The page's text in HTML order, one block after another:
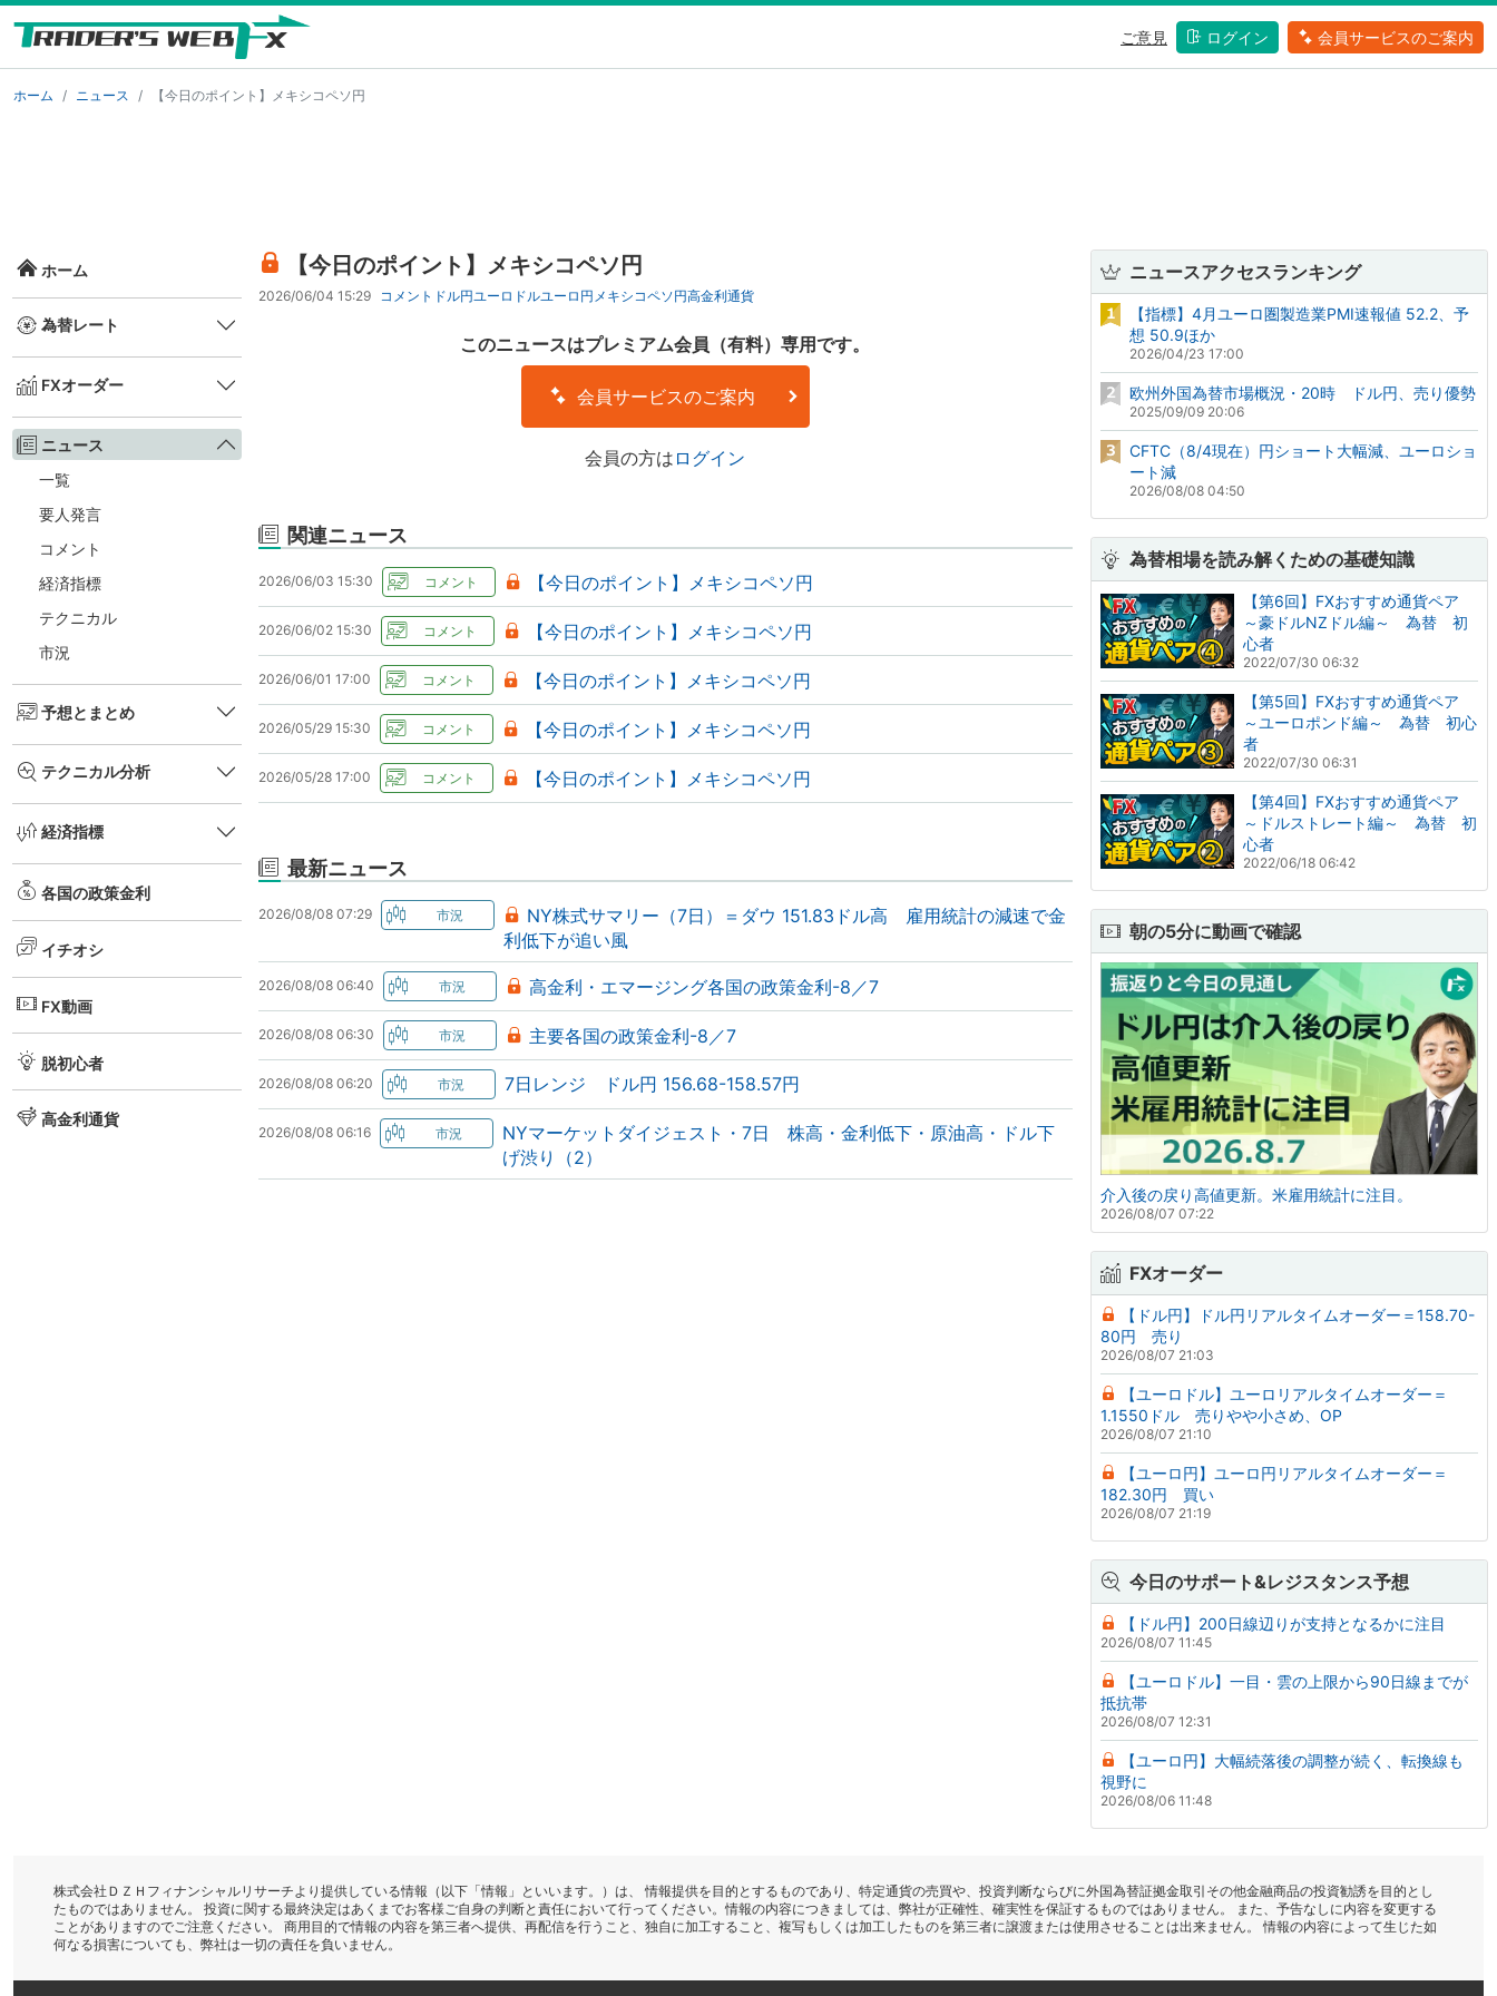
ご意見 ログイン 会員サービスのご案内
ホーム ニュース 【今日のポイント】メキシコペソ円
ホーム
為替レート
FXオーダー
ニュース
一覧
要人発言
コメント
経済指標
テクニカル
市況
予想とまとめ
テクニカル分析
経済指標
各国の政策金利
イチオシ
FX動画
脱初心者
高金利通貨
【今日のポイント】メキシコペソ円
2026/06/04 15:29 コメント ドル円ユーロドルユーロ円 メキシコペソ円高金利通貨
このニュースはプレミアム会員（有料）専用です。
会員サービスのご案内
会員の方は ログイン
関連ニュース
2026/06/03 15:30 【今日のポイント】メキシコペソ円
2026/06/02 15:30 【今日のポイント】メキシコペソ円
2026/06/01 17:00 【今日のポイント】メキシコペソ円
2026/05/29 15:30 【今日のポイント】メキシコペソ円
2026/05/28 17:00 【今日のポイント】メキシコペソ円
最新ニュース
2026/08/08 07:29
NY株式サマリー（7日）＝ダウ 151.83ドル高 雇用統計の減速で金
利低下が追い風
2026/08/08 06:40 高金利・エマージング各国の政策金利-8／7
2026/08/08 06:30 主要各国の政策金利-8／7
2026/08/08 06:20 7日レンジ ドル円 156.68-158.57円
2026/08/08 06:16
NYマーケットダイジェスト・7日 株高・金利低下・原油高・ドル下
げ渋り（2）
ニュースアクセスランキング
【指標】4月ユーロ圏製造業PMI速報値 52.2、予
想 50.9ほか
2026/04/23 17:00
欧州外国為替市場概況・20時 ドル円、売り優勢
2025/09/09 20:06
CFTC（8/4現在）円ショート大幅減、ユーロショ
ート減
2026/08/08 04:50
為替相場を読み解くための基礎知識
【第6回】FXおすすめ通貨ペア
～豪ドルNZドル編～ 為替 初
心者
2022/07/30 06:32
【第5回】FXおすすめ通貨ペア
～ユーロポンド編～ 為替 初心
者
2022/07/30 06:31
【第4回】FXおすすめ通貨ペア
～ドルストレート編～ 為替 初
心者
2022/06/18 06:42
朝の5分に動画で確認
介入後の戻り高値更新。米雇用統計に注目。
2026/08/07 07:22
FXオーダー
【ドル円】ドル円リアルタイムオーダー＝158.70-
80円 売り
2026/08/07 21:03
【ユーロドル】ユーロリアルタイムオーダー＝
1.1550ドル 売りやや小さめ、OP
2026/08/07 21:10
【ユーロ円】ユーロ円リアルタイムオーダー＝
182.30円 買い
2026/08/07 21:19
今日のサポート&レジスタンス予想
【ドル円】200日線辺りが支持となるかに注目
2026/08/07 11:45
【ユーロドル】一目・雲の上限から90日線までが
抵抗帯
2026/08/07 12:31
【ユーロ円】大幅続落後の調整が続く、転換線も
視野に
2026/08/06 11:48
株式会社ＤＺＨフィナンシャルリサーチより提供している情報（以下「情報」といいます。）は、 情報提供を目的とするものであり、特定通貨の売買や、投資判断ならびに外国為替証拠金取引その他金融商品の投資勧誘を目的とし
たものではありません。 投資に関する最終決定はあくまでお客様ご自身の判断と責任において行ってください。情報の内容につきましては、弊社が正確性、確実性を保証するものではありません。 また、予告なしに内容を変更する
ことがありますのでご注意ください。 商用目的で情報の内容を第三者へ提供、再配信を行うこと、独自に加工すること、複写もしくは加工したものを第三者に譲渡または使用させることは出来ません。 情報の内容によって生じた如
何なる損害についても、弊社は一切の責任を負いません。